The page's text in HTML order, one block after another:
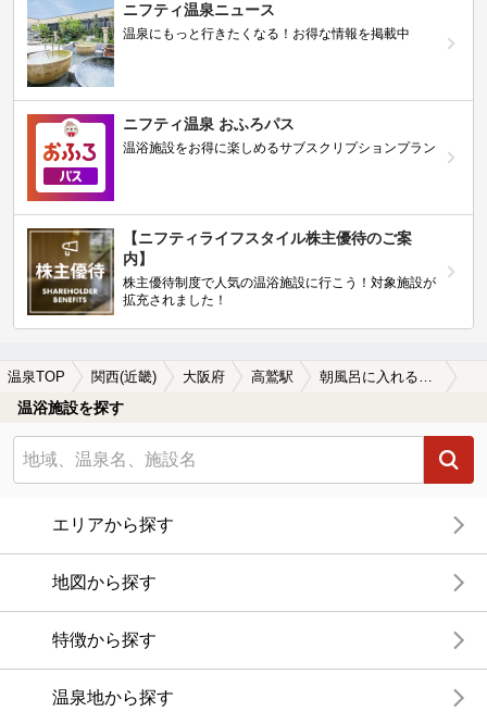
ニフティ温泉ニュース
温泉にもっと行きたくなる！お得な情報を掲載中
ニフティ温泉 おふろパス
温浴施設をお得に楽しめるサブスクリプションプラン
【ニフティライフスタイル株主優待のご案
内】
株主優待制度で人気の温浴施設に行こう！対象施設が
拡充されました！
温泉TOP 関西(近畿) 大阪府 高鷲駅 朝風呂に入れる高鷲駅近くの温泉、日帰り温泉、スーパー銭湯おすすめ
温浴施設を探す
エリアから探す
地図から探す
特徴から探す
温泉地から探す